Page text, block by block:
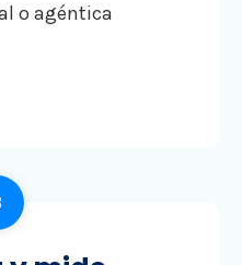
o agéntica